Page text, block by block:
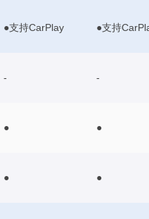
●支持CarPlay ●支持
- -
● ●
● ●